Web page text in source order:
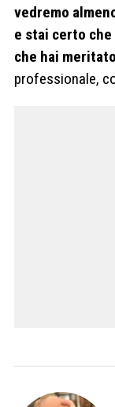
vedremo
e stai certo
che hai
professionale,